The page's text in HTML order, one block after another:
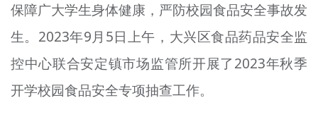
榜样人物
+
身边好人
文明评论
保障广大学生身体健康，严防校园食品安全事故发
生。2023年9月5日上午，大兴区食品药品安全监
控中心联合安定镇市场监管所开展了2023年秋季
开学校园食品安全专项抽查工作。